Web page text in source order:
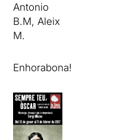
Antonio
B.M, Aleix
M.
Enhorabona!